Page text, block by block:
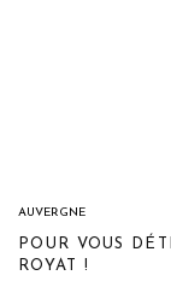
AUVERGNE
POUR VOUS
ROYAT !